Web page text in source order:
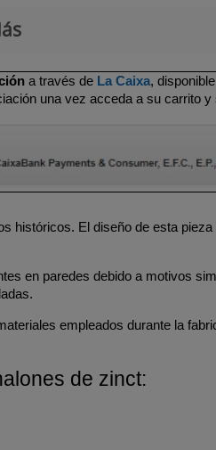
a través de La Caixa,
una vez acceda a su carrito
históricos. El diseño de esta
en paredes debido a motivos
empleados durante la
de zinct: